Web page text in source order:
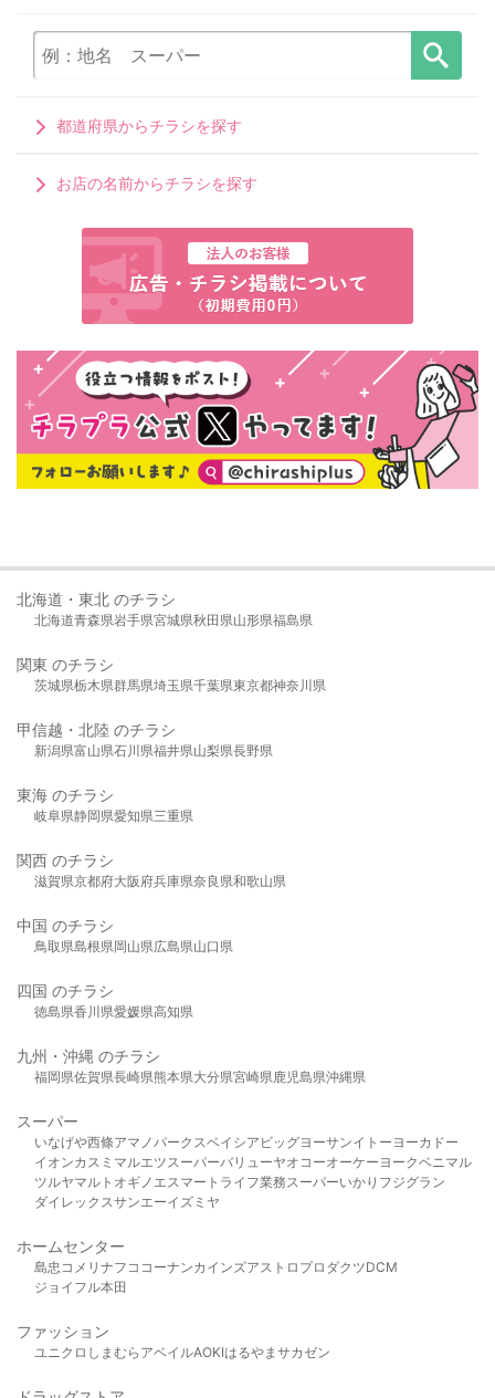
都道府県からチラシを探す
お店の名前からチラシを探す
北海道・東北 のチラシ
北海道青森県岩手県宮城県秋田県山形県福島県
関東 のチラシ
茨城県栃木県群馬県埼玉県千葉県東京都神奈川県
甲信越・北陸 のチラシ
新潟県富山県石川県福井県山梨県長野県
東海 のチラシ
岐阜県静岡県愛知県三重県
関西 のチラシ
滋賀県京都府大阪府兵庫県奈良県和歌山県
中国 のチラシ
鳥取県島根県岡山県広島県山口県
四国 のチラシ
徳島県香川県愛媛県高知県
九州・沖縄 のチラシ
福岡県佐賀県長崎県熊本県大分県宮崎県鹿児島県沖縄県
スーパー
いなげや西條アマノパークスベイシア ビッグヨーサンイトーヨーカドー
イオンカスミ マルエツスーパーバリューヤオコーオーケー ヨークベニマル
ツルヤマルト オギノ エスマート ライフ業務スーパーいかり フジグラン
ダイレックスサンエーイズミヤ
ホームセンター
島忠 コメリ ナフコ コーナンカインズアストロプロダクツDCM
ジョイフル本田
ファッション
ユニクロ しまむら アベイルAOKIはるやま サカゼン